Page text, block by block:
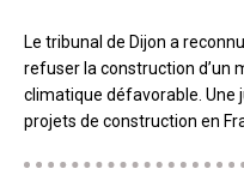
Le tribunal de Dijon a
refuser la construction d’un
climatique défavorable. Une
projets de construction en